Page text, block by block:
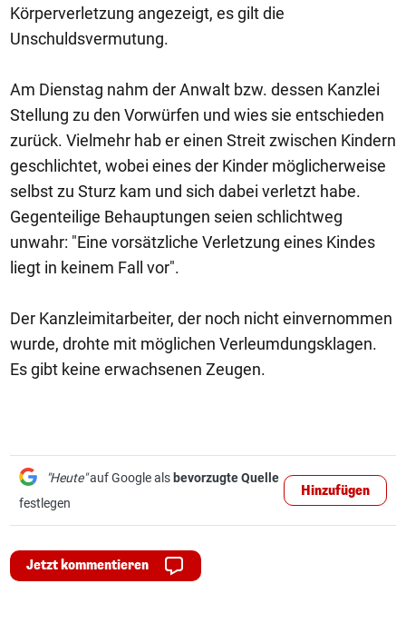
Körperverletzung angezeigt, es gilt die
Unschuldsvermutung.
Am Dienstag nahm der Anwalt bzw. dessen Kanzlei
Stellung zu den Vorwürfen und wies sie entschieden
zurück. Vielmehr hab er einen Streit zwischen Kindern
geschlichtet, wobei eines der Kinder möglicherweise
selbst zu Sturz kam und sich dabei verletzt habe.
Gegenteilige Behauptungen seien schlichtweg
unwahr: "Eine vorsätzliche Verletzung eines Kindes
liegt in keinem Fall vor".
Der Kanzleimitarbeiter, der noch nicht einvernommen
wurde, drohte mit möglichen Verleumdungsklagen.
Es gibt keine erwachsenen Zeugen.
"Heute"auf Google als bevorzugte Quelle
festlegen
Hinzufügen
Jetzt kommentieren